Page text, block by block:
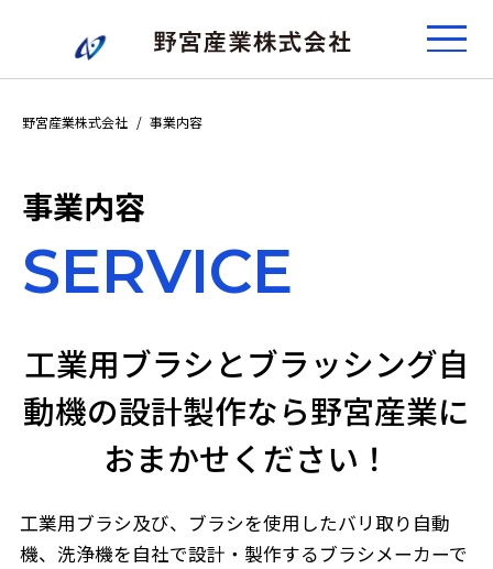
野宮産業株式会社 事業内容
事業内容
SERVICE
工業用ブラシとブラッシング自
動機の設計製作なら野宮産業に
おまかせください！
工業用ブラシ及び、ブラシを使用したバリ取り自動
機、洗浄機を自社で設計・製作するブラシメーカーで